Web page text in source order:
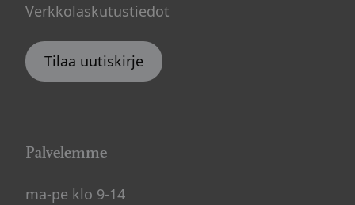
Verkkolaskutustiedot
Tilaa uutiskirje
Palvelemme
ma-pe klo 9-14